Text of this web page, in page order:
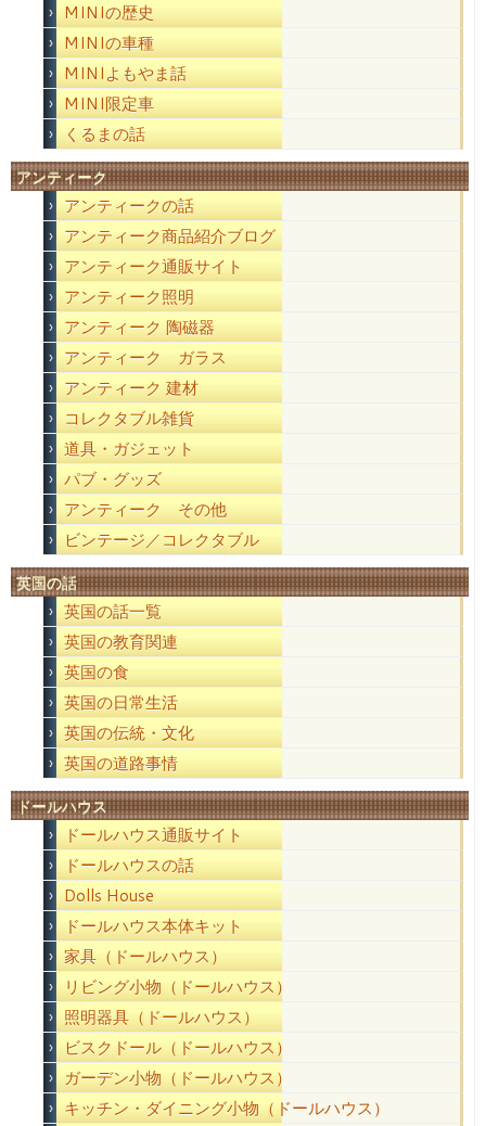
MINIの歴史
MINIの車種
MINIよもやま話
MINI限定車
くるまの話
アンティーク
アンティークの話
アンティーク商品紹介ブログ
アンティーク通販サイト
アンティーク照明
アンティーク 陶磁器
アンティーク ガラス
アンティーク 建材
コレクタブル雑貨
道具・ガジェット
パブ・グッズ
アンティーク その他
ビンテージ／コレクタブル
英国の話
英国の話一覧
英国の教育関連
英国の食
英国の日常生活
英国の伝統・文化
英国の道路事情
ドールハウス
ドールハウス通販サイト
ドールハウスの話
Dolls House
ドールハウス本体キット
家具（ドールハウス）
リビング小物（ドールハウス）
照明器具（ドールハウス）
ビスクドール（ドールハウス）
ガーデン小物（ドールハウス）
キッチン・ダイニング小物（ドールハウス）